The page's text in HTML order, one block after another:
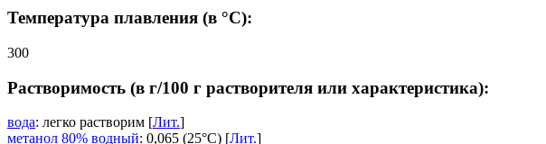
Температура плавления (в °C):
300
Растворимость (в г/100 г растворителя или характеристика):
вода: легко растворим [Лит.]
метанол 80% водный: 0,065 (25°C) [Лит.]